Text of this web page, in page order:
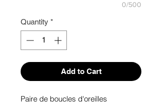
0/500
Quantity *
Add to Cart
Paire de boucles d'oreilles